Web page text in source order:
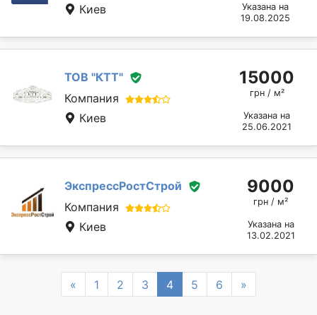
Киев
Указана на
19.08.2025
ТОВ "КТТ"
Компания
Киев
15000
грн / м²
Указана на
25.06.2021
ЭкспрессРостСтрой
Компания
Киев
9000
грн / м²
Указана на
13.02.2021
« Previous
1 2 3 4 5 6 »